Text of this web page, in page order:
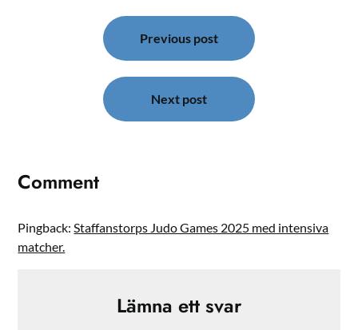
Inläggsnavigering
Previous post
Next post
Comment
Pingback: Staffanstorps Judo Games 2025 med intensiva
matcher.
Lämna ett svar